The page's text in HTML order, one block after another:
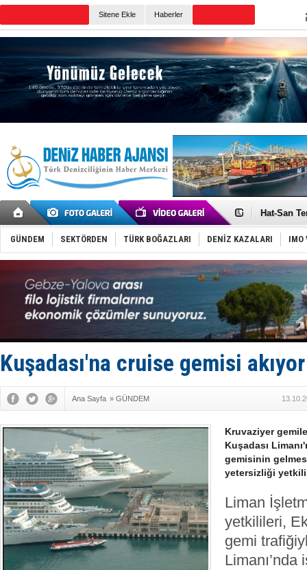
Sitene Ekle Haberler
Türk
Hat-San
Med
Tekne, su
Dışişleri
Depo ve
SES
Kargıcak
İstanbul:
GÜNDEM SEKTÖRDEN TÜRK BOĞAZLARI DENİZ KAZALARI IMO
Kuşadası'na cruise gemisi akıyor
Ana Sayfa » GÜNDEM
Kruvaziyer
Kuşadası
gemisinin
yetersizliği
Liman
yetkilileri,
gemi